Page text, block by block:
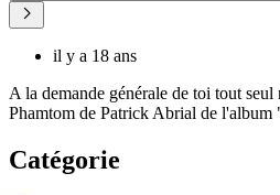
il y a 18 ans
A la demande générale de toi tout
Phamtom de Patrick Abrial de
Catégorie